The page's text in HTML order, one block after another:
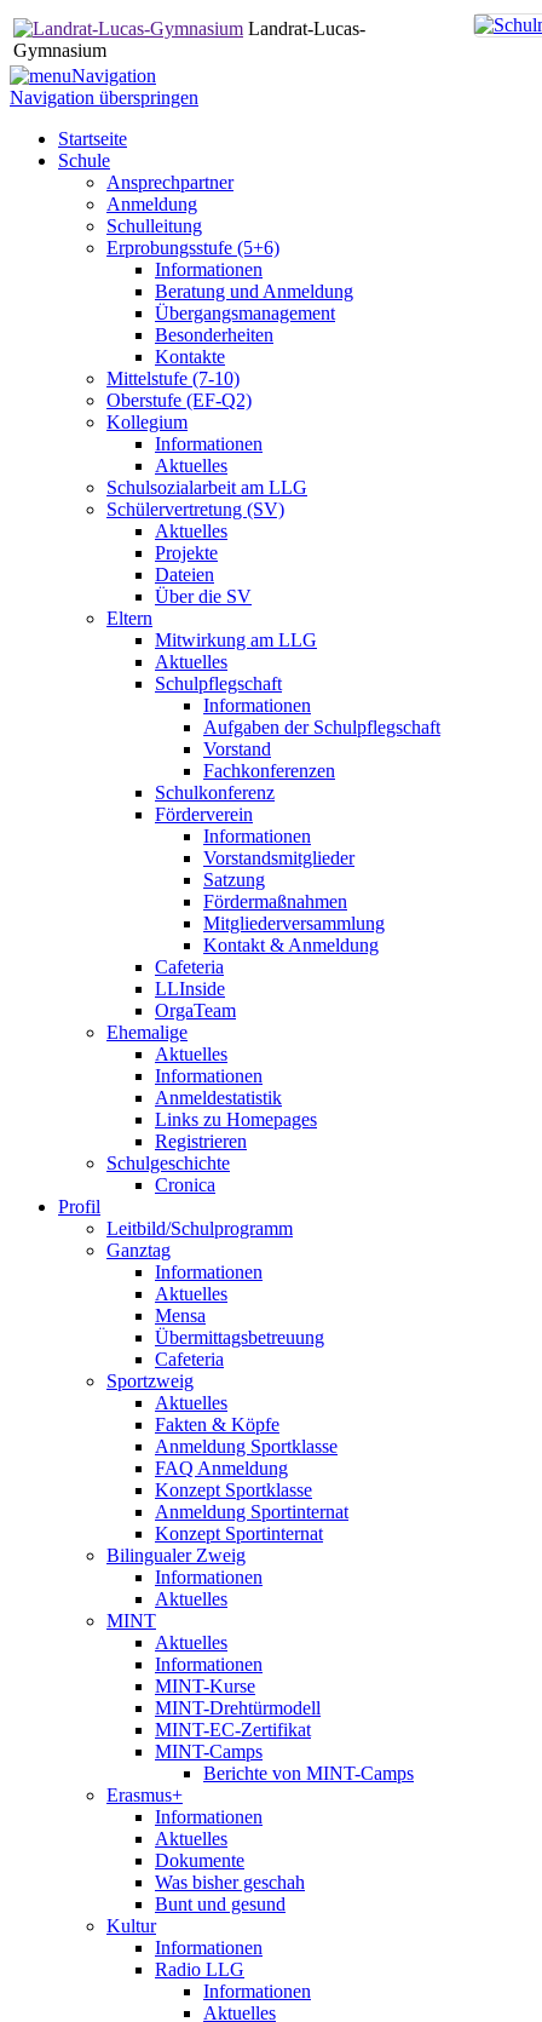
Landrat-Lucas-
Gymnasium
Navigation
Navigation überspringen
Startseite
Schule
Ansprechpartner
Anmeldung
Schulleitung
Erprobungsstufe (5+6)
Informationen
Beratung und Anmeldung
Übergangsmanagement
Besonderheiten
Kontakte
Mittelstufe (7-10)
Oberstufe (EF-Q2)
Kollegium
Informationen
Aktuelles
Schulsozialarbeit am LLG
Schülervertretung (SV)
Aktuelles
Projekte
Dateien
Über die SV
Eltern
Mitwirkung am LLG
Aktuelles
Schulpflegschaft
Informationen
Aufgaben der Schulpflegschaft
Vorstand
Fachkonferenzen
Schulkonferenz
Förderverein
Informationen
Vorstandsmitglieder
Satzung
Fördermaßnahmen
Mitgliederversammlung
Kontakt & Anmeldung
Cafeteria
LLInside
OrgaTeam
Ehemalige
Aktuelles
Informationen
Anmeldestatistik
Links zu Homepages
Registrieren
Schulgeschichte
Cronica
Profil
Leitbild/Schulprogramm
Ganztag
Informationen
Aktuelles
Mensa
Übermittagsbetreuung
Cafeteria
Sportzweig
Aktuelles
Fakten & Köpfe
Anmeldung Sportklasse
FAQ Anmeldung
Konzept Sportklasse
Anmeldung Sportinternat
Konzept Sportinternat
Bilingualer Zweig
Informationen
Aktuelles
MINT
Aktuelles
Informationen
MINT-Kurse
MINT-Drehtürmodell
MINT-EC-Zertifikat
MINT-Camps
Berichte von MINT-Camps
Erasmus+
Informationen
Aktuelles
Dokumente
Was bisher geschah
Bunt und gesund
Kultur
Informationen
Radio LLG
Informationen
Aktuelles